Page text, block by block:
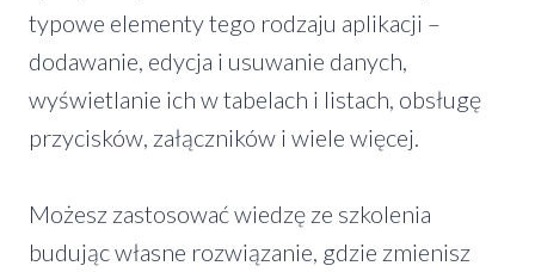
typowe elementy tego rodzaju aplikacji –
dodawanie, edycja i usuwanie danych,
wyświetlanie ich w tabelach i listach, obsługę
przycisków, załączników i wiele więcej.
Możesz zastosować wiedzę ze szkolenia
budując własne rozwiązanie, gdzie zmienisz